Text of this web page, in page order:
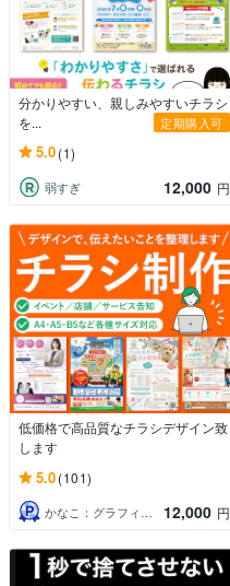
分かりやすい、親しみやすいチラシ
を...
定期購入可
5.0(1)
弱すぎ 12,000 円
低価格で高品質なチラシデザイン致
します
5.0(101)
かなこ：グラフィックデザイナー 12,000 円